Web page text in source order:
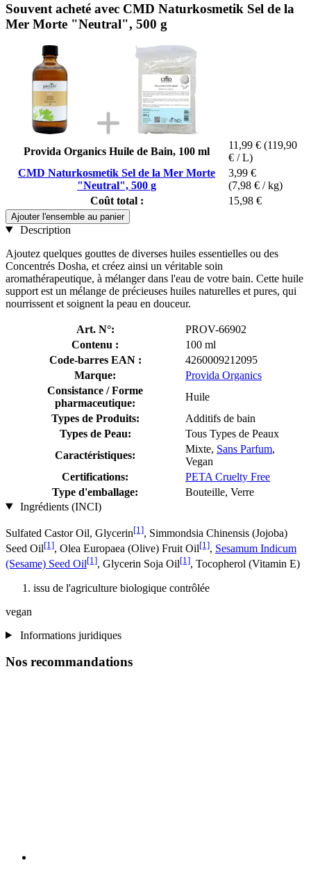
Souvent acheté avec CMD Naturkosmetik Sel de la
Mer Morte "Neutral", 500 g
Provida Organics Huile de Bain, 100 ml
11,99 € (119,90
€ / L)
CMD Naturkosmetik Sel de la Mer Morte
"Neutral", 500 g
3,99 €
(7,98 € / kg)
Coût total :
15,98 €
Ajouter l'ensemble au panier
Description
Ajoutez quelques gouttes de diverses huiles essentielles ou des
Concentrés Dosha, et créez ainsi un véritable soin
aromathérapeutique, à mélanger dans l'eau de votre bain. Cette huile
support est un mélange de précieuses huiles naturelles et pures, qui
nourrissent et soignent la peau en douceur.
Art. N°:
PROV-66902
Contenu :
100 ml
Code-barres EAN :
4260009212095
Marque:
Provida Organics
Consistance / Forme
pharmaceutique:
Huile
Types de Produits:
Additifs de bain
Types de Peau:
Tous Types de Peaux
Caractéristiques:
Mixte, Sans Parfum,
Vegan
Certifications:
PETA Cruelty Free
Type d'emballage:
Bouteille, Verre
Ingrédients (INCI)
Sulfated Castor Oil, Glycerin[1], Simmondsia Chinensis (Jojoba)
Seed Oil[1], Olea Europaea (Olive) Fruit Oil[1], Sesamum Indicum
(Sesame) Seed Oil[1], Glycerin Soja Oil[1], Tocopherol (Vitamin E)
issu de l'agriculture biologique contrôlée
vegan
Informations juridiques
Nos recommandations